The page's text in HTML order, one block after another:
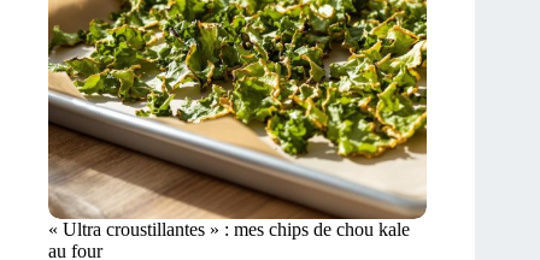
« Ultra croustillantes » : mes chips de chou kale
au four